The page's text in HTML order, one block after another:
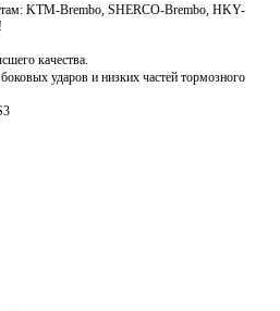
KTM-Brembo, SHERCO-Brembo, HKY-
качества.
ударов и низких частей тормозного